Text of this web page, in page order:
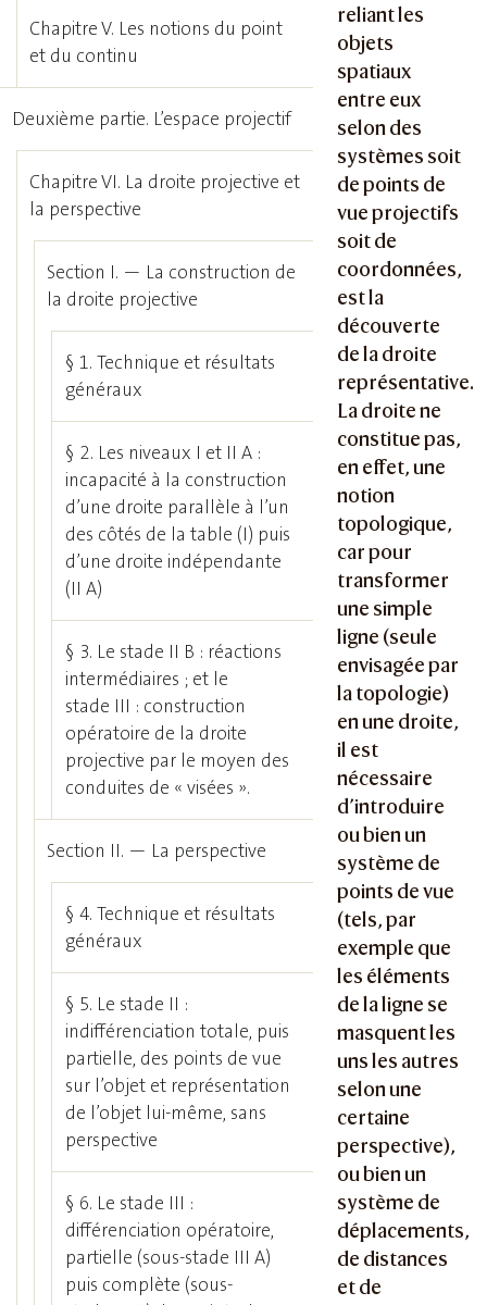
reliant les
objets
spatiaux
entre eux
selon des
systèmes soit
de points de
vue projectifs
soit de
coordonnées,
est la
découverte
de la droite
représentative.
La droite ne
constitue pas,
en effet, une
notion
topologique,
car pour
transformer
une simple
ligne (seule
envisagée par
la topologie)
en une droite,
il est
nécessaire
d’introduire
ou bien un
système de
points de vue
(tels, par
exemple que
les éléments
de la ligne se
masquent les
uns les autres
selon une
certaine
perspective),
ou bien un
système de
déplacements,
de distances
et de
Chapitre V. Les notions du point
et du continu
Deuxième partie. L’espace projectif
Chapitre VI. La droite projective et
la perspective
Section I. — La construction de
la droite projective
§ 1. Technique et résultats
généraux
§ 2. Les niveaux I et II A :
incapacité à la construction
d’une droite parallèle à l’un
des côtés de la table (I) puis
d’une droite indépendante
(II A)
§ 3. Le stade II B : réactions
intermédiaires ; et le
stade III : construction
opératoire de la droite
projective par le moyen des
conduites de « visées ».
Section II. — La perspective
§ 4. Technique et résultats
généraux
§ 5. Le stade II :
indifférenciation totale, puis
partielle, des points de vue
sur l’objet et représentation
de l’objet lui-même, sans
perspective
§ 6. Le stade III :
différenciation opératoire,
partielle (sous-stade III A)
puis complète (sous-